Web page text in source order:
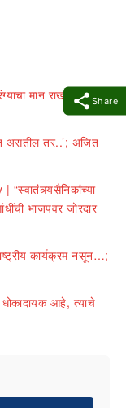
Share
मान राखला जात
तर..’; अजित
भाजपवर जोरदार
कार्यक्रम नसून…;
आहे, त्याचे